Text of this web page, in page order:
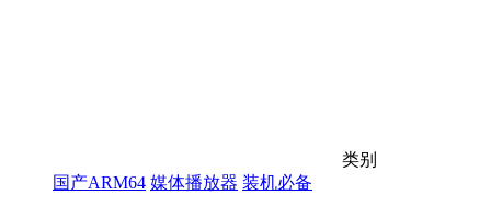
类别
国产ARM64 媒体播放器 装机必备